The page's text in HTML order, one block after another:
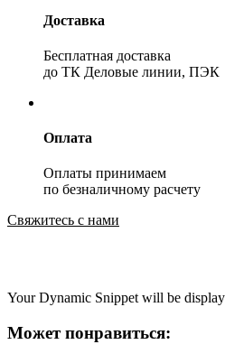
Доставка
Бесплатная доставка
до ТК Деловые линии, ПЭК
Оплата
Оплаты принимаем
по безналичному расчету
Свяжитесь с нами
Your Dynamic Snippet will be
Может понравиться: